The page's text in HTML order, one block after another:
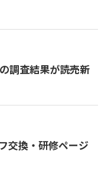
調査結果が読売新
交換・研修ページ